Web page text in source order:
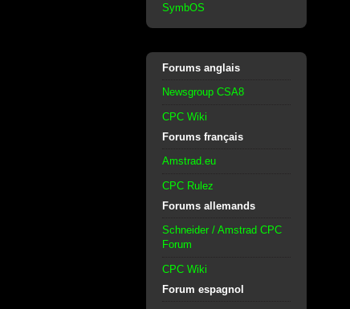
SymbOS
Forums anglais
Newsgroup CSA8
CPC Wiki
Forums français
Amstrad.eu
CPC Rulez
Forums allemands
Schneider / Amstrad CPC
Forum
CPC Wiki
Forum espagnol